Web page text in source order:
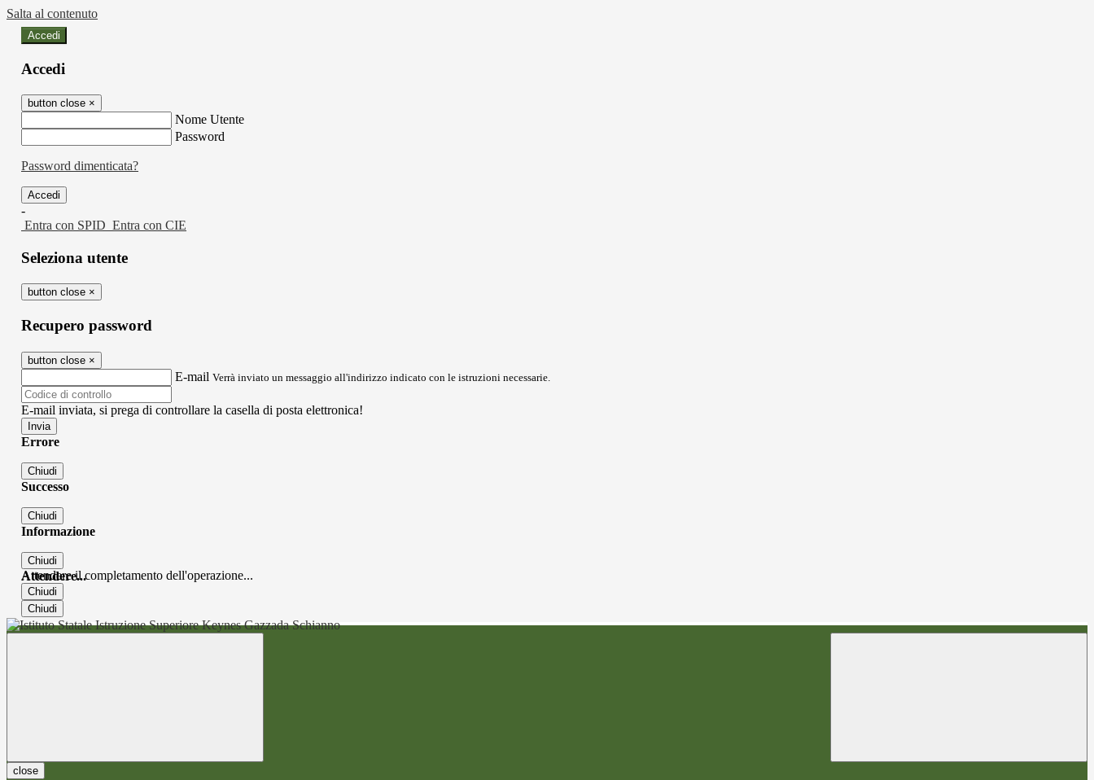
Salta al contenuto
Accedi
Accedi
button close ×
Nome Utente
Password
Password dimenticata?
-
Entra con SPID Entra con CIE
Seleziona utente
button close ×
Recupero password
button close ×
E-mail Verrà inviato un messaggio all'indirizzo indicato con le istruzioni necessarie.
E-mail inviata, si prega di controllare la casella di posta elettronica!
Errore
Chiudi
Successo
Chiudi
Informazione
Chiudi
Attendere...
Attendere il completamento dell'operazione...
Chiudi
Chiudi
close